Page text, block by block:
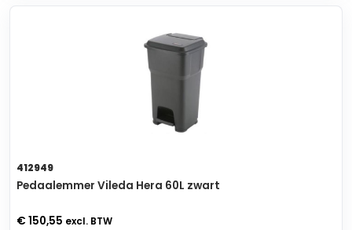
412949
Pedaalemmer Vileda Hera 60L zwart
€ 150,55 excl. BTW